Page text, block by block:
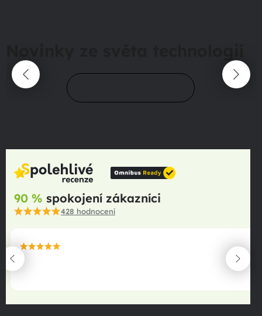
90 % spokojení zákazníci
428 hodnocení
maximální spokojenost
22.06.2025